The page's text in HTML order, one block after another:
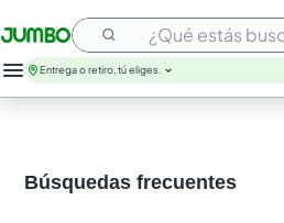
¿Qué estás buscando?
Entrega o retiro, tú eliges.
Búsquedas frecuentes